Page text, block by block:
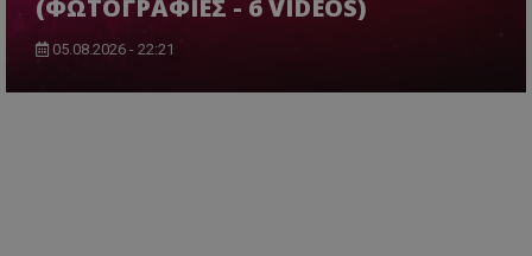
(ΦΩΤΟΓΡΑΦΙΕΣ - 6 VIDEOS)
05.08.2026 - 22:21